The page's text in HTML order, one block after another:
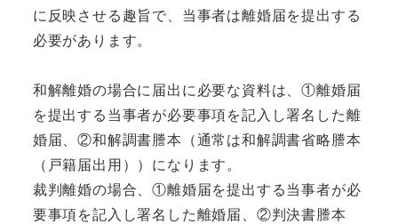
に反映させる趣旨で、当事者は離婚届を提出する
必要があります。
和解離婚の場合に届出に必要な資料は、①離婚届
を提出する当事者が必要事項を記入し署名した離
婚届、②和解調書謄本（通常は和解調書省略謄本
（戸籍届出用））になります。
裁判離婚の場合、①離婚届を提出する当事者が必
要事項を記入し署名した離婚届、②判決書謄本